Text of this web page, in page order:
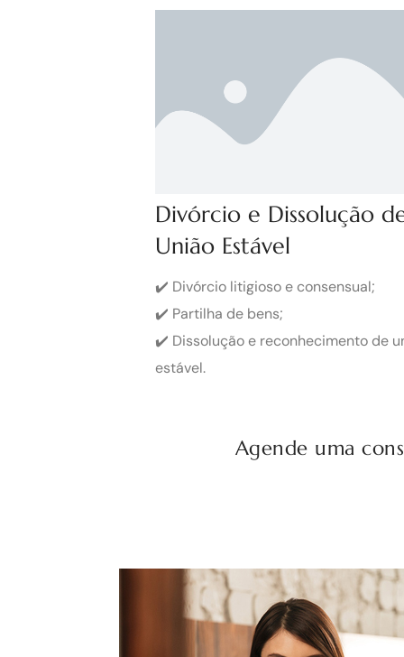
Divórcio e Dissolução
União Estável
✔️ Divórcio litigioso e consensual;
✔️ Partilha de bens;
✔️ Dissolução e reconhecimento de
estável.
Agende uma